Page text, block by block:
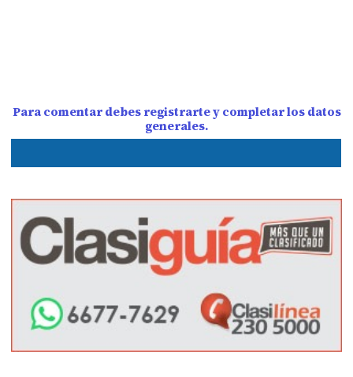
Para comentar debes registrarte y completar los datos
generales.